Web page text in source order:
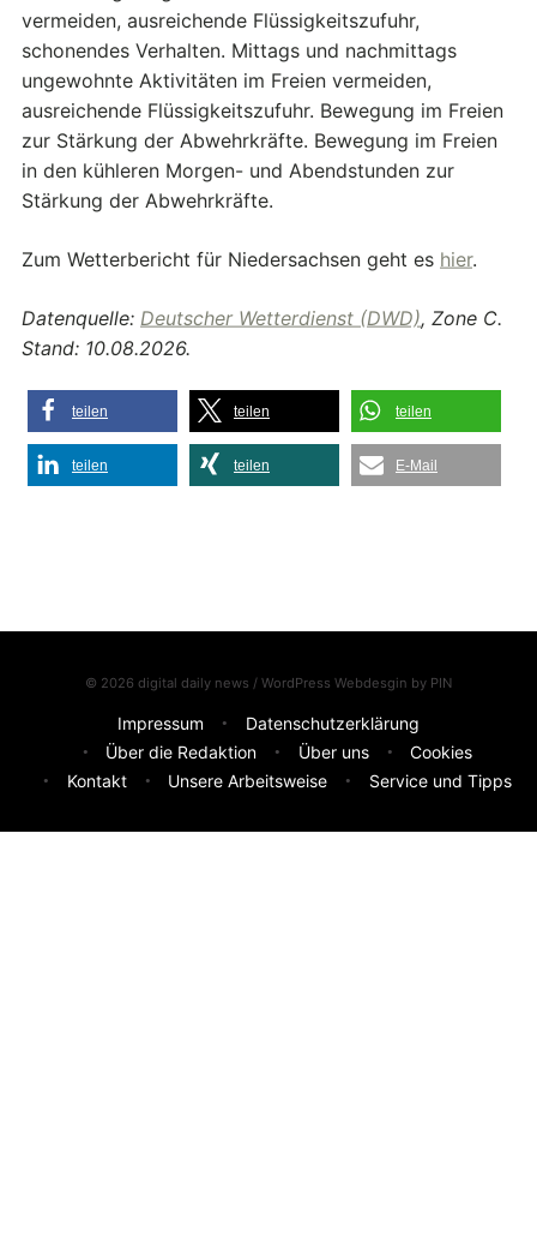
vermeiden, ausreichende Flüssigkeitszufuhr,
schonendes Verhalten. Mittags und nachmittags
ungewohnte Aktivitäten im Freien vermeiden,
ausreichende Flüssigkeitszufuhr. Bewegung im Freien
zur Stärkung der Abwehrkräfte. Bewegung im Freien
in den kühleren Morgen- und Abendstunden zur
Stärkung der Abwehrkräfte.
Zum Wetterbericht für Niedersachsen geht es hier.
Datenquelle: Deutscher Wetterdienst (DWD), Zone C.
Stand: 10.08.2026.
teilen teilen teilen
teilen teilen E-Mail
© 2026 digital daily news / WordPress Webdesgin by PIN
Impressum
Datenschutzerklärung
Über die Redaktion
Über uns
Cookies
Kontakt
Unsere Arbeitsweise Service und Tipps